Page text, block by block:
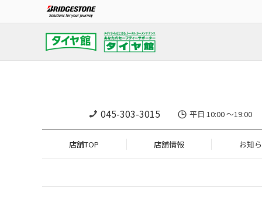
045-303-3015 平日 10:00 ～19:00
店舗TOP 店舗情報 お知